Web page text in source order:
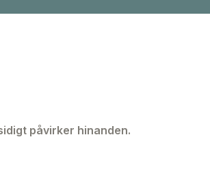
påvirker hinanden.